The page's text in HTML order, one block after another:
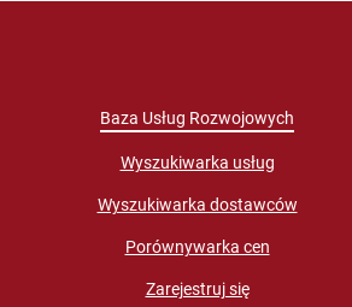
Baza Usług Rozwojowych
Wyszukiwarka usług
Wyszukiwarka dostawców
Porównywarka cen
Zarejestruj się